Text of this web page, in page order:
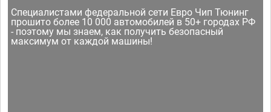
Специалистами федеральной сети Евро Чип Тюнинг
прошито более 10 000 автомобилей в 50+ городах РФ
- поэтому мы знаем, как получить безопасный
максимум от каждой машины!